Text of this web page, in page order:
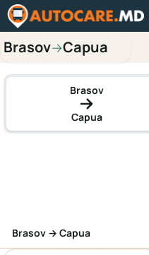
Brasov→Capua
Brasov
Capua
Brasov → Capua